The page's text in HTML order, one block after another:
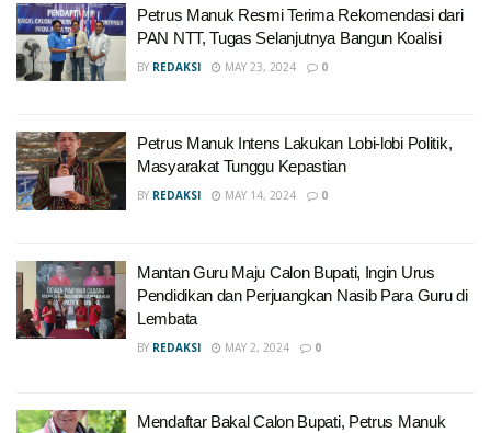
Petrus Manuk Resmi Terima Rekomendasi dari
PAN NTT, Tugas Selanjutnya Bangun Koalisi
BY REDAKSI MAY 23, 2024 0
Petrus Manuk Intens Lakukan Lobi-lobi Politik,
Masyarakat Tunggu Kepastian
BY REDAKSI MAY 14, 2024 0
Mantan Guru Maju Calon Bupati, Ingin Urus
Pendidikan dan Perjuangkan Nasib Para Guru di
Lembata
BY REDAKSI MAY 2, 2024 0
Mendaftar Bakal Calon Bupati, Petrus Manuk